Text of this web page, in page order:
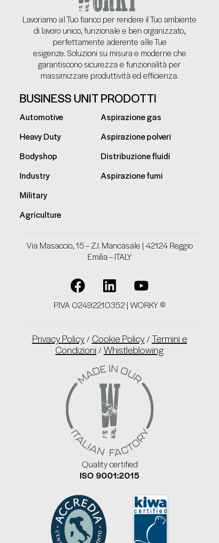
Lavoriamo al Tuo fianco per rendere il Tuo ambiente
di lavoro unico, funzionale e ben organizzato,
perfettamente aderente alle Tue
esigenze. Soluzioni su misura e moderne che
garantiscono sicurezza e funzionalità per
massimizzare produttività ed efficienza.
BUSINESS UNIT
Automotive
Heavy Duty
Bodyshop
Industry
Military
Agriculture
PRODOTTI
Aspirazione gas
Aspirazione polveri
Distribuzione fluidi
Aspirazione fumi
Via Masaccio, 15 – Z.I. Mancasale | 42124 Reggio
Emilia – ITALY
P.IVA 02492210352 | WORKY ©
Privacy Policy/ Cookie Policy/
Termini e
Condizioni / Whistleblowing
Quality certified
ISO 9001:2015